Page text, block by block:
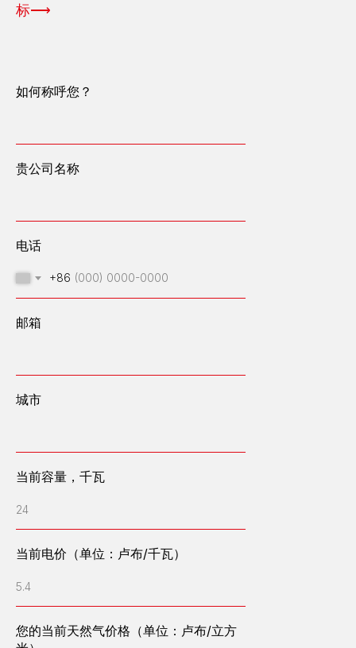
标⟶
如何称呼您？
贵公司名称
电话
+86
邮箱
城市
当前容量，千瓦
24
当前电价（单位：卢布/千瓦）
5.4
您的当前天然气价格（单位：卢布/立方
俄罗斯叶卡捷琳堡市维索茨基商务中心2609号办公室